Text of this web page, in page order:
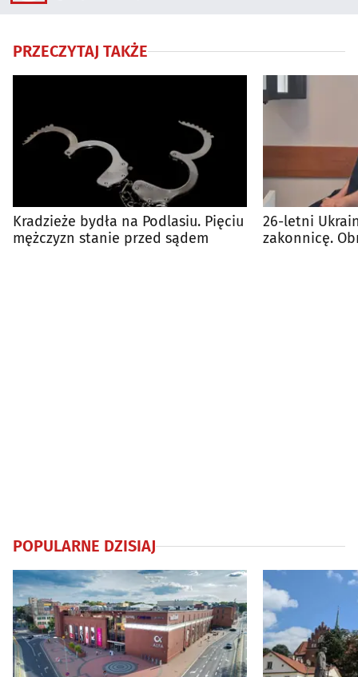
PRZECZYTAJ TAKŻE
Kradzieże bydła na Podlasiu. Pięciu
mężczyzn stanie przed sądem
26-letni
zakonnicę.
POPULARNE DZISIAJ